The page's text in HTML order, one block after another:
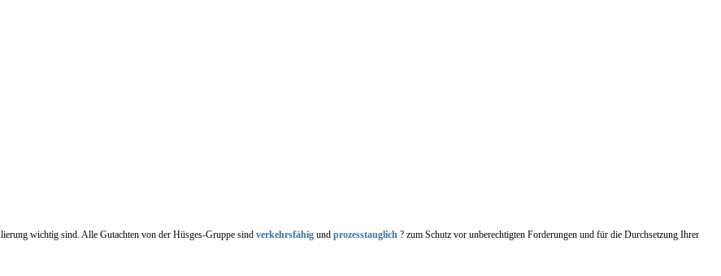
wichtig sind. Alle Gutachten von der Hüsges-Gruppe sind verkehrsfähig und prozesstauglich ? zum Schutz vor unberechtigten Forderungen und für die Durchsetzung Ihrer